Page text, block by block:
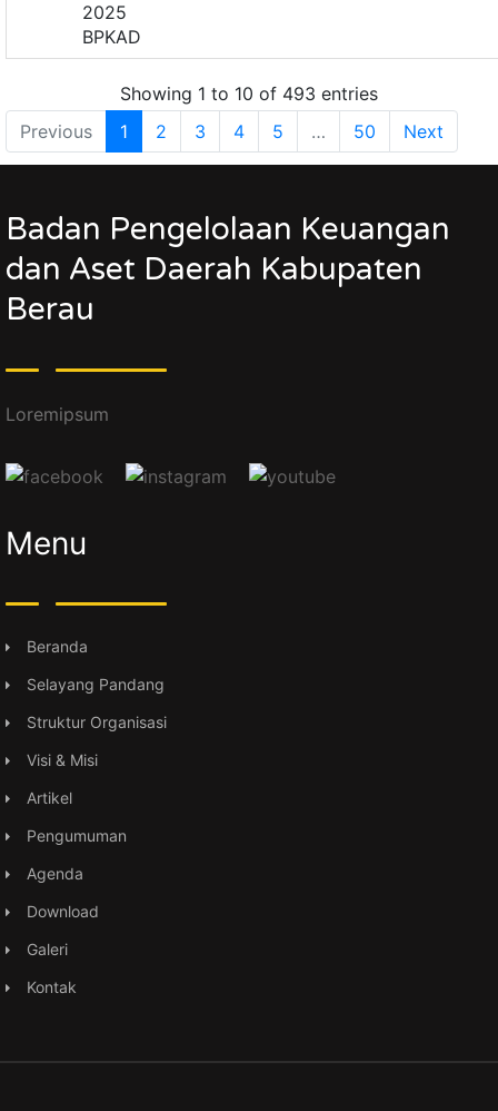
2025
BPKAD
Showing 1 to 10 of 493 entries
Previous
1 2 3 4 5 … 50 Next
Badan Pengelolaan Keuangan
dan Aset Daerah Kabupaten
Berau
Loremipsum
Menu
Beranda
Selayang Pandang
Struktur Organisasi
Visi & Misi
Artikel
Pengumuman
Agenda
Download
Galeri
Kontak